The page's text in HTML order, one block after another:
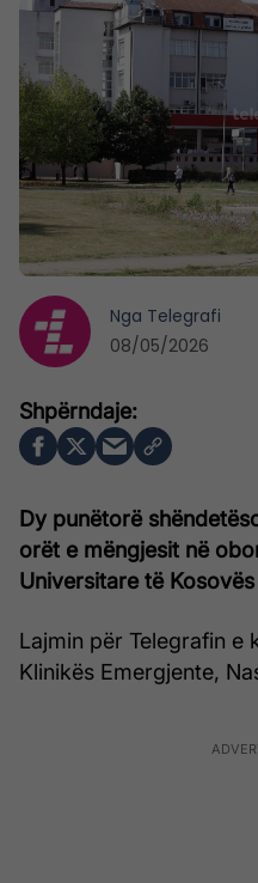
Dy punëtorë
orët e mëngjesit në
Universitare të
Lajmin për Telegrafin e
Klinikës Emergjente,
Nga Telegrafi
08/05/2026